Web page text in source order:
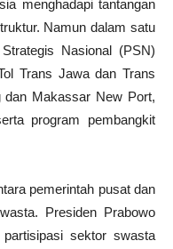
menghadapi tantangan
Namun dalam satu
Nasional (PSN)
Trans Jawa dan Trans
dan Makassar New Port,
program pembangkit
pemerintah pusat dan
Presiden Prabowo
sektor swasta